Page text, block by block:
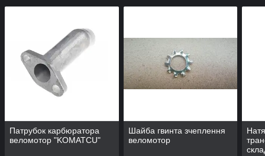
Патрубок карбюратора
веломотор "KOMATCU"
Шайба гвинта зчеплення
веломотор